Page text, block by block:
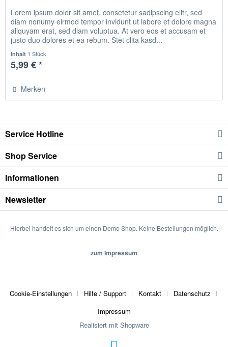
Lorem ipsum dolor sit amet, consetetur sadipscing elitr, sed
diam nonumy eirmod tempor invidunt ut labore et dolore magna
aliquyam erat, sed diam voluptua. At vero eos et accusam et
justo duo dolores et ea rebum. Stet clita kasd...
Inhalt 1 Stück
5,99 € *
Merken
Service Hotline
Shop Service
Informationen
Newsletter
Hierbei handelt es sich um einen Demo Shop. Keine Bestellungen möglich.
zum Impressum
Cookie-Einstellungen Hilfe / Support Kontakt
Datenschutz
Impressum
Realisiert mit Shopware